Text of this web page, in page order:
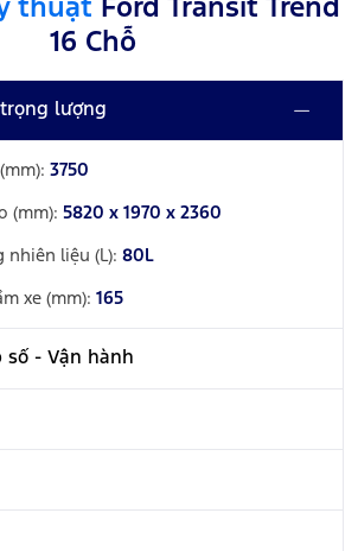
thuật Ford Transit Trend
16 Chỗ
lượng
3750
(mm): 5820 x 1970 x 2360
nhiên liệu (L): 80L
xe (mm): 165
số - Vận hành